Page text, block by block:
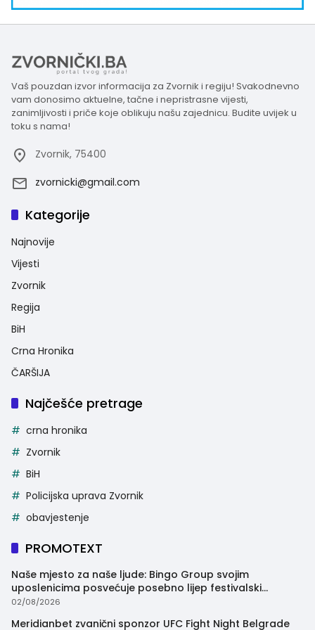
Vaš pouzdan izvor informacija za Zvornik i regiju! Svakodnevno
vam donosimo aktuelne, tačne i nepristrasne vijesti,
zanimljivosti i priče koje oblikuju našu zajednicu. Budite uvijek u
toku s nama!
Zvornik, 75400
zvornicki@gmail.com
Kategorije
Najnovije
Vijesti
Zvornik
Regija
BiH
Crna Hronika
ČARŠIJA
Najčešće pretrage
crna hronika
Zvornik
BiH
Policijska uprava Zvornik
obavjestenje
PROMOTEXT
Naše mjesto za naše ljude: Bingo Group svojim
uposlenicima posvećuje posebno lijep festivalski
trenutak
02/08/2026
Meridianbet zvanični sponzor UFC Fight Night Belgrade